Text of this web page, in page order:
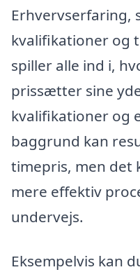
Erhvervserfaring,
kvalifikationer og
spiller alle ind i,
prissætter sine
kvalifikationer og
baggrund kan
timepris, men det
mere effektiv
undervejs.
Eksempelvis kan